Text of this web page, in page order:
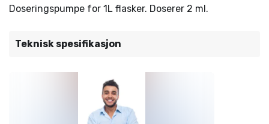
Doseringspumpe for 1L flasker. Doserer 2 ml.
Teknisk spesifikasjon